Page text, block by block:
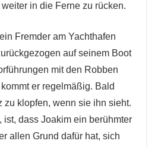
in die Ferne zu rücken.
Fremder am Yachthafen
auf seinem Boot
mit den Robben
er regelmäßig. Bald
zu klopfen, wenn sie ihn sieht.
ist, dass Joakim ein berühmter
allen Grund dafür hat, sich